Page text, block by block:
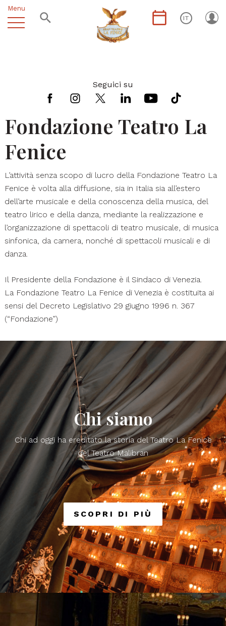
Menu
IT
Seguici su
Fondazione Teatro La
Fenice
L’attività senza scopo di lucro della Fondazione Teatro La
Fenice è volta alla diffusione, sia in Italia sia all’estero
dell’arte musicale e della conoscenza della musica, del
teatro lirico e della danza, mediante la realizzazione e
l’organizzazione di spettacoli di teatro musicale, di musica
sinfonica, da camera, nonché di spettacoli musicali e di
danza.
Il Presidente della Fondazione è il Sindaco di Venezia.
La Fondazione Teatro La Fenice di Venezia è costituita ai
sensi del Decreto Legislativo 29 giugno 1996 n. 367
(“Fondazione”)
Chi siamo
Chi ad oggi ha ereditato la storia del Teatro La Fenice
del Teatro Malibran
SCOPRI DI PIÙ